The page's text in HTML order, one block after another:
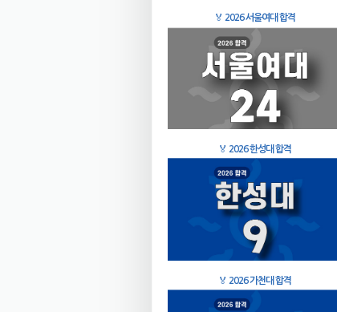
🏅 2026 서울여대 합격
🏅 2026 한성대 합격
🏅 2026 가천대 합격